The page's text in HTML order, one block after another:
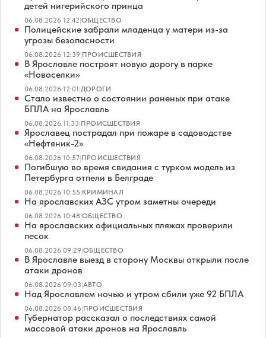
детей нигерийского принца
06.08.2026 12:42|ОБЩЕСТВО
Полицейские забрали младенца у матери из-за
угрозы безопасности
06.08.2026 12:39|ПРОИСШЕСТВИЯ
В Ярославле построят новую дорогу в парке
«Новоселки»
06.08.2026 12:01|ДОРОГИ
Стало известно о состоянии раненых при атаке
БПЛА на Ярославль
06.08.2026 11:33|ПРОИСШЕСТВИЯ
Ярославец пострадал при пожаре в садоводстве
«Нефтяник-2»
06.08.2026 10:57|ПРОИСШЕСТВИЯ
Погибшую во время свидания с турком модель из
Петербурга отпели в Белграде
06.08.2026 10:55|КРИМИНАЛ
На ярославских АЗС утром заметны очереди
06.08.2026 10:48|ОБЩЕСТВО
На ярославских официальных пляжах проверили
песок
06.08.2026 09:29|ОБЩЕСТВО
В Ярославле выезд в сторону Москвы открыли после
атаки дронов
06.08.2026 09:03|АВТО
Над Ярославлем ночью и утром сбили уже 92 БПЛА
06.08.2026 08:46|ПРОИСШЕСТВИЯ
Губернатор рассказал о последствиях самой
массовой атаки дронов на Ярославль